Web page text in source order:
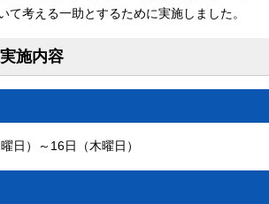
て考える一助とするために実施しました。
施内容
日）～16日（木曜日）